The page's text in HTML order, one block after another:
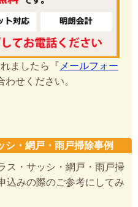
ましたら『 メールフォー
わせください。
シ・網戸・雨戸掃除事例
ス・サッシ・網戸・雨戸掃
込みの際のご参考にしてみ